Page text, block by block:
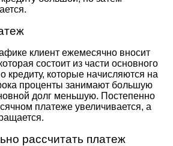
клиент ежемесячно вносит
состоит из части основного
кредиту, которые начисляются на
проценты занимают большую
долг меньшую. Постепенно
платеже увеличивается, а
рассчитать платеж